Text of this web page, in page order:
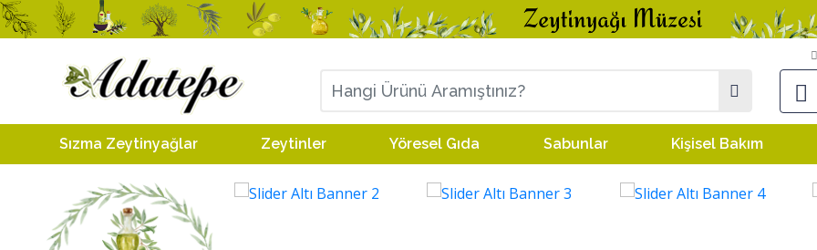
Sızma Zeytinyağlar Zeytinler Yöresel Gıda Sabunlar Kişisel Bakım